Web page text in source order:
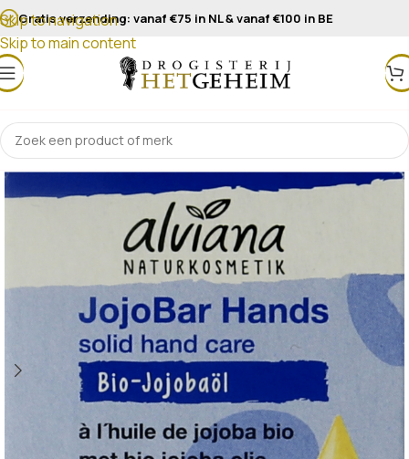
Skip to navigation
Skip to main content
Gratis verzending: vanaf €75 in NL & vanaf €100 in BE